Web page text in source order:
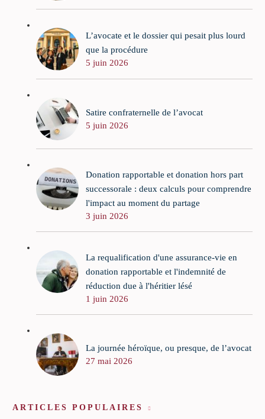
L’avocate et le dossier qui pesait plus lourd
que la procédure
5 juin 2026
Satire confraternelle de l’avocat
5 juin 2026
Donation rapportable et donation hors part
successorale : deux calculs pour comprendre
l'impact au moment du partage
3 juin 2026
La requalification d'une assurance-vie en
donation rapportable et l'indemnité de
réduction due à l'héritier lésé
1 juin 2026
La journée héroïque, ou presque, de l’avocat
27 mai 2026
ARTICLES POPULAIRES